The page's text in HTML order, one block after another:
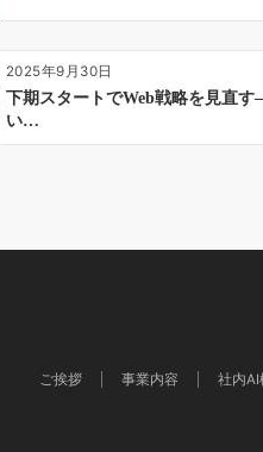
2025年9月30日
下期スタートでWeb戦略を見直
い…
ご挨拶 事業内容 社内AI